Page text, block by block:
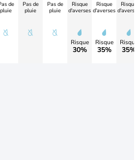
de
pluie
Pas de
pluie
Pas de
pluie
Risque
d'averses
Risque
30%
Risque
d'averses
Risque
35%
Risque
35%